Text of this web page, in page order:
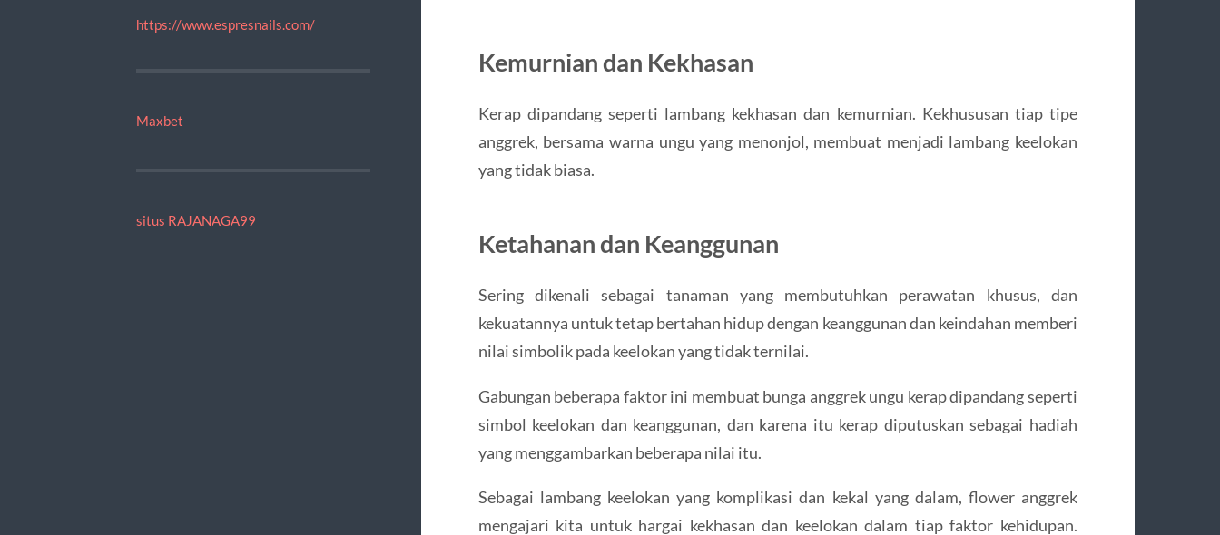
https://www.espresnails.com/
Maxbet
situs RAJANAGA99
Kemurnian dan Kekhasan
Kerap dipandang seperti lambang kekhasan dan kemurnian. Kekhususan tiap tipe
anggrek, bersama warna ungu yang menonjol, membuat menjadi lambang keelokan
yang tidak biasa.
Ketahanan dan Keanggunan
Sering dikenali sebagai tanaman yang membutuhkan perawatan khusus, dan
kekuatannya untuk tetap bertahan hidup dengan keanggunan dan keindahan memberi
nilai simbolik pada keelokan yang tidak ternilai.
Gabungan beberapa faktor ini membuat bunga anggrek ungu kerap dipandang seperti
simbol keelokan dan keanggunan, dan karena itu kerap diputuskan sebagai hadiah
yang menggambarkan beberapa nilai itu.
Sebagai lambang keelokan yang komplikasi dan kekal yang dalam, flower anggrek
mengajari kita untuk hargai kekhasan dan keelokan dalam tiap faktor kehidupan.